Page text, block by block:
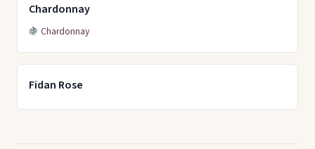
Chardonnay
🍇 Chardonnay
Fidan Rose